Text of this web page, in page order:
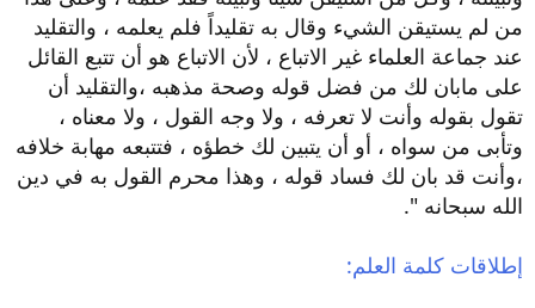
من لم يستيقن الشيء وقال به تقليداً فلم يعلمه ، والتقليد
عند جماعة العلماء غير الاتباع ، لأن الاتباع هو أن تتبع القائل
على مابان لك من فضل قوله وصحة مذهبه ،والتقليد أن
تقول بقوله وأنت لا تعرفه ، ولا وجه القول ، ولا معناه ،
وتأبى من سواه ، أو أن يتبين لك خطؤه ، فتتبعه مهابة خلافه
،وأنت قد بان لك فساد قوله ، وهذا محرم القول به في دين
الله سبحانه ".
إطلاقات كلمة العلم: